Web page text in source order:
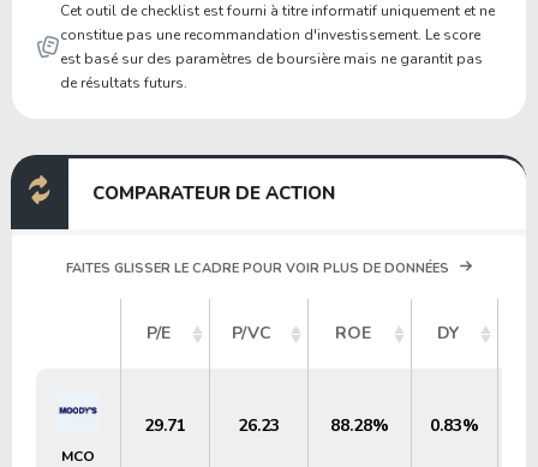
Cet outil de checklist est fourni à titre informatif uniquement et ne
constitue pas une recommandation d'investissement. Le score
est basé sur des paramètres de boursière mais ne garantit pas
de résultats futurs.
COMPARATEUR DE ACTION
FAITES GLISSER LE CADRE POUR VOIR PLUS DE DONNÉES
P/E P/VC ROE DY
MCO
29.71 26.23 88.28% 0.83%